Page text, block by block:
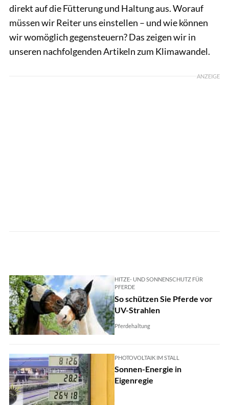
direkt auf die Fütterung und Haltung aus. Worauf
müssen wir Reiter uns einstellen – und wie können
wir womöglich gegensteuern? Das zeigen wir in
unseren nachfolgenden Artikeln zum Klimawandel.
ANZEIGE
HITZE- UND SONNENSCHUTZ FÜR
PFERDE
So schützen Sie Pferde vor
UV-Strahlen
Pferdehaltung
PHOTOVOLTAIK IM STALL
Sonnen-Energie in
Eigenregie